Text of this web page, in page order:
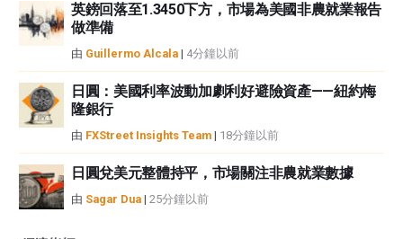
英鎊回落至1.3450下方，市場為美國非農就業報告
做準備
由 Guillermo Alcala | 4分鐘以前
日圓：美國利率波動加劇利好避險資產——紐約梅
隆銀行
由 FXStreet Insights Team | 18分鐘以前
日圓兌美元整體持平，市場關注非農就業數據
由 Sagar Dua | 25分鐘以前